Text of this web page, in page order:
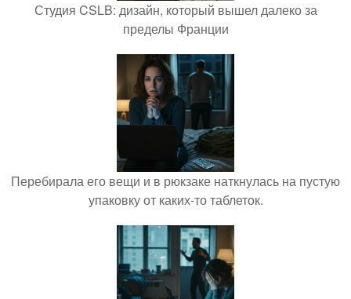
Студия CSLB: дизайн, который вышел далеко за
пределы Франции
Перебирала его вещи и в рюкзаке наткнулась на пустую
упаковку от каких-то таблеток.